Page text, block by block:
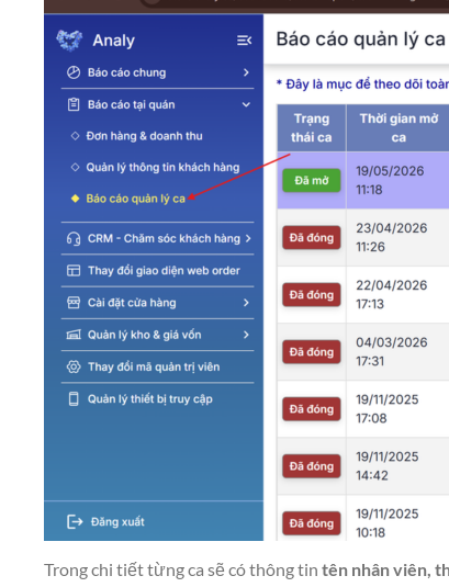
Trong chi tiết từng ca sẽ có thông tin tên nhân viên,